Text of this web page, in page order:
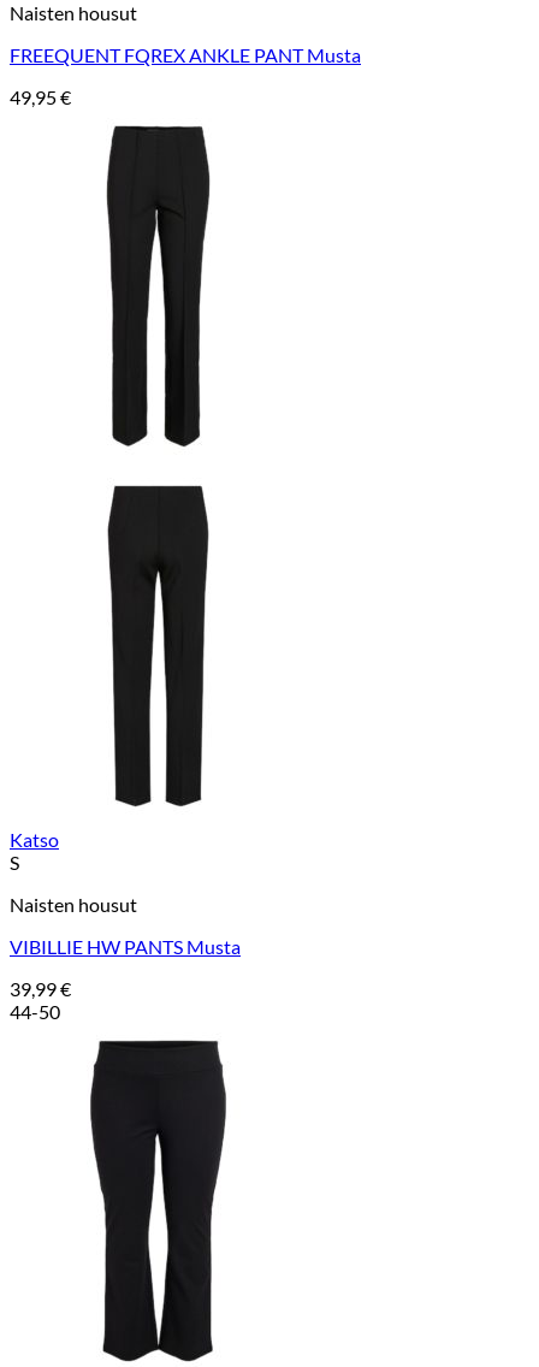
Naisten housut
FREEQUENT FQREX ANKLE PANT Musta
49,95€
Katso
S
Naisten housut
VIBILLIE HW PANTS Musta
39,99€
44-50